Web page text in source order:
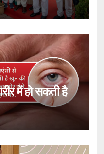
में हो सकती है